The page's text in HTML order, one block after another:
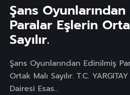
Şans
Paralar Eşlerin
Sayılır.
Şans Oyunlarından Edinilmiş
Ortak Malı Sayılır. T.C.
Dairesi Esas...